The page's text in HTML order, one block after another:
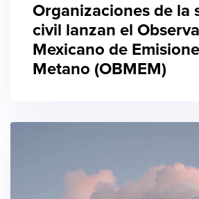
Organizaciones de la
civil lanzan el
Mexicano de
Metano (OBMEM)